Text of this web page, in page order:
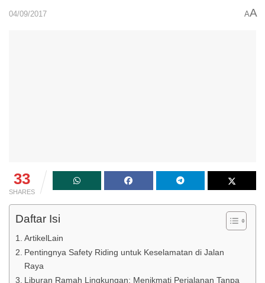
04/09/2017 AA
33
SHARES
Daftar Isi
ArtikelLain
Pentingnya Safety Riding untuk Keselamatan di Jalan
Raya
Liburan Ramah Lingkungan: Menikmati Perjalanan Tanpa